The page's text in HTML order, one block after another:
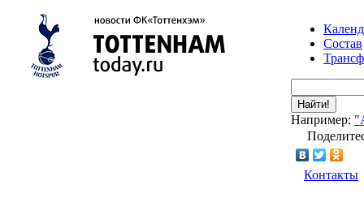
Состав
Найти!
Например:
Контакты